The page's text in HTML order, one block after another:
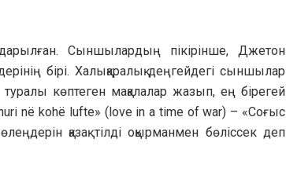
Сыншылардың пікірінше, Джетон
бірі. Халықаралық деңгейдегі сыншылар
көптеген мақалалар жазып, ең бірегей
në kohë lufte» (love in a time of war) – «Соғыс
қазақ тілді оқырманмен бөліссек деп